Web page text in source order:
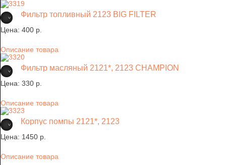
Фильтр топливный 2123 BIG FILTER
Цена: 400 p.
Описание товара
Фильтр масляный 2121*, 2123 CHAMPION
Цена: 330 p.
Описание товара
Корпус помпы 2121*, 2123
Цена: 1450 p.
Описание товара